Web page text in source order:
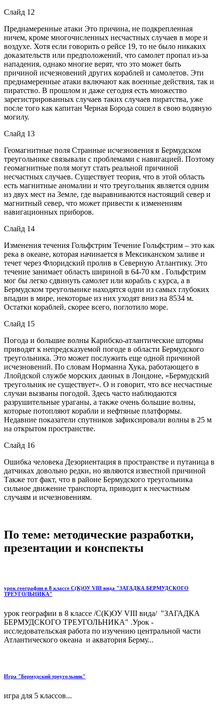
Слайд 12
Преднамеренные атаки Это причина, не подкрепленная
ничем, кроме многочисленных несчастных случаев в море и
воздухе. Хотя если говорить о рейсе 19, то не было никаких
доказательств или предположений, что самолет пропал из-за
нападения, однако многие верят, что это может быть
причиной исчезновений других кораблей и самолетов. Эти
преднамеренные атаки включают как военные действия, так и
пиратство. В прошлом и даже сегодня есть множество
зарегистрированных случаев таких случаев пиратства, уже
после того как капитан Черная Борода сошел в свою водяную
могилу.
Слайд 13
Геомагнитные поля Странные исчезновения в Бермудском
треугольнике связывали с проблемами с навигацией. Поэтому
геомагнитные поля могут стать реальной причиной
несчастных случаев. Существует теория, что в этой область
есть магнитные аномалии и что треугольник является одним
из двух мест на Земле, где выравниваются настоящий север и
магнитный север, что может привести к изменениям
навигационных приборов.
Слайд 14
Изменения течения Гольфстрим Течение Гольфстрим – это как
река в океане, которая начинается в Мексиканском заливе и
течет через Флоридский пролив в Северную Атлантику. Это
течение занимает область шириной в 64-70 км . Гольфстрим
мог бы легко сдвинуть самолет или корабль с курса, а в
Бермудском треугольнике находятся одни из самых глубоких
впадин в мире, некоторые из них уходят вниз на 8534 м.
Остатки кораблей, скорее всего, поглотило море.
Слайд 15
Погода и большие волны Карибско-атлантические штормы
приводят к непредсказуемой погоде в области Бермудского
треугольника. Это может послужить еще одной причиной
исчезновений. По словам Норманна Хука, работающего в
Ллойдской службе морских данных в Лондоне, «Бермудский
треугольник не существует». О н говорит, что все несчастные
случаи вызваны погодой. Здесь часто наблюдаются
разрушительные ураганы, а также очень большие волны,
которые потопляют корабли и нефтяные платформы.
Недавние показатели спутников зафиксировали волны в 25 м
на открытом пространстве.
Слайд 16
Ошибка человека Дезориентация в пространстве и путаница в
датчиках довольно редки, но являются известной причиной
Также тот факт, что в районе Бермудского треугольника
сильное движение транспорта, приводит к несчастным
случаям и исчезновениям.
По теме: методические разработки,
презентации и конспекты
урок географии в 8 классе С(К)ОУ VIII вида "ЗАГАДКА БЕРМУДСКОГО
ТРЕУГОЛЬНИКА"
урок географии в 8 классе /С(К)ОУ VIII вида/ "ЗАГАДКА
БЕРМУДСКОГО ТРЕУГОЛЬНИКА" .Урок -
исследовательская работа по изучению центральной части
Атлантического океана и акватория Берму...
Игра "Бермудский треугольник"
игра для 5 классов...